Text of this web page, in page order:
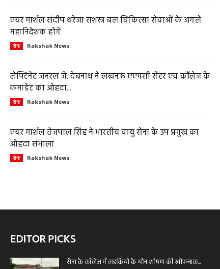
एयर मार्शल संदीप थरेजा सशस्त्र बल चिकित्सा सेवाओं के अगले
महानिदेशक होंगे
सेना Rakshak News
लेफ्टिनेंट जनरल जे. देबनाथ ने लखनऊ एएमसी सेंटर एवं कॉलेज के
कमांडेंट का ओहदा...
सेना Rakshak News
एयर मार्शल तेजपाल सिंह ने भारतीय वायु सेना के उप प्रमुख का
ओहदा संभाला
सेना Rakshak News
EDITOR PICKS
सेना के कॉलेज में लड़कियों के यौन शोषण की खौफनाक...